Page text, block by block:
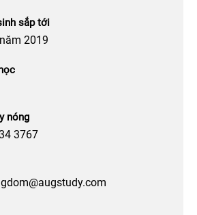
sắp tới
2019
nóng
3767